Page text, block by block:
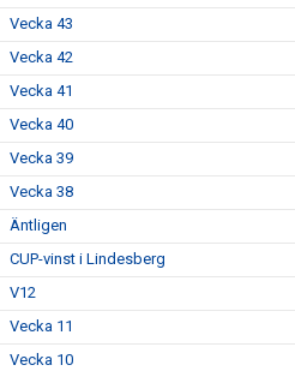
Vecka 43
Vecka 42
Vecka 41
Vecka 40
Vecka 39
Vecka 38
Äntligen
CUP-vinst i Lindesberg
V12
Vecka 11
Vecka 10